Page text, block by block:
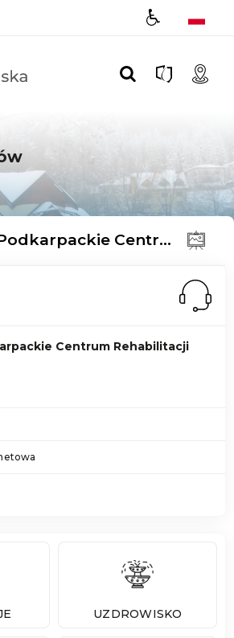
,,POLONIA” Podkarpackie Centrum Rehabilitacji Kardiologicznej
Centrum Rehabilitacji
UZDROWISKO